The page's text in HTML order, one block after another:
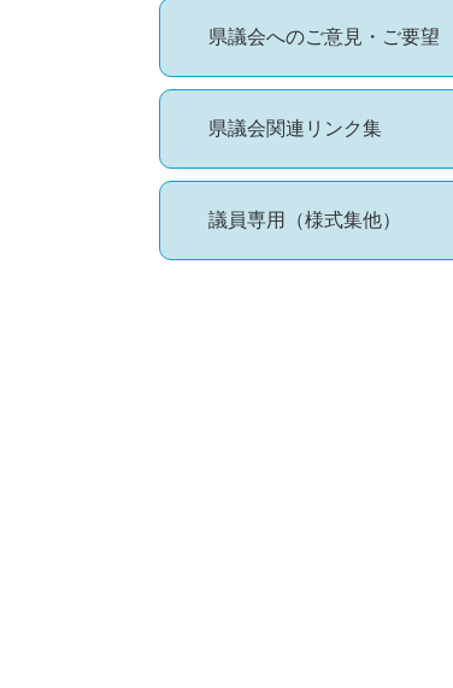
県議会へのご意見・ご要望
県議会関連リンク集
議員専用（様式集他）